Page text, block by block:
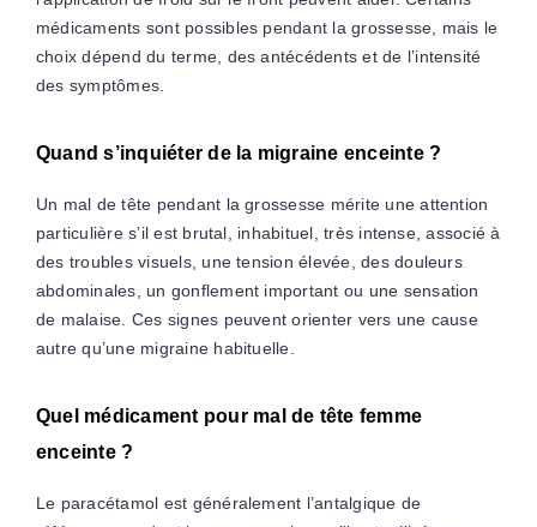
médicaments sont possibles pendant la grossesse, mais le
choix dépend du terme, des antécédents et de l’intensité
des symptômes.
Quand s’inquiéter de la migraine enceinte ?
Un mal de tête pendant la grossesse mérite une attention
particulière s’il est brutal, inhabituel, très intense, associé à
des troubles visuels, une tension élevée, des douleurs
abdominales, un gonflement important ou une sensation
de malaise. Ces signes peuvent orienter vers une cause
autre qu’une migraine habituelle.
Quel médicament pour mal de tête femme
enceinte ?
Le paracétamol est généralement l’antalgique de